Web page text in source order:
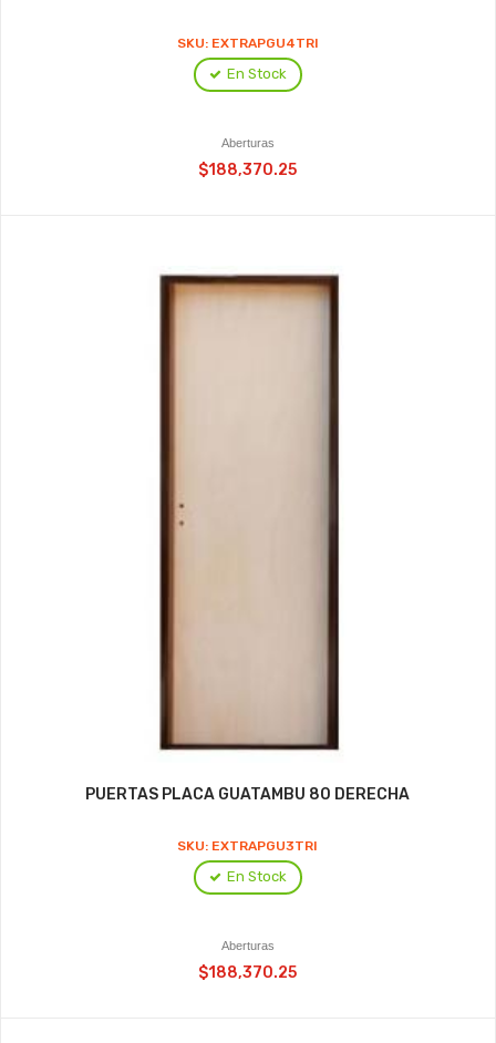
SKU: EXTRAPGU4TRI
En Stock
Aberturas
$188,370.25
PUERTAS PLACA GUATAMBU 80 DERECHA
SKU: EXTRAPGU3TRI
En Stock
Aberturas
$188,370.25